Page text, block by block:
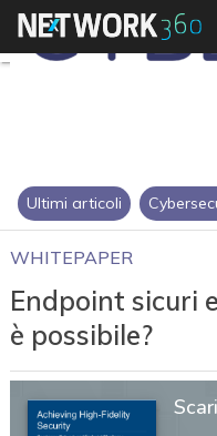
Ultimi articoli
WHITEPAPER
Endpoint sicuri
è possibile?